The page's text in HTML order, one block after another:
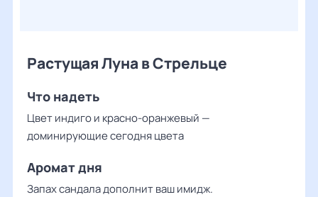
Растущая Луна в Стрельце
Что надеть
Цвет индиго и красно-оранжевый —
доминирующие сегодня цвета
Аромат дня
Запах сандала дополнит ваш имидж.